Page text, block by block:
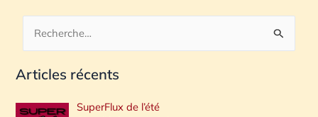
c
Articles récents
SuperFlux de l’été